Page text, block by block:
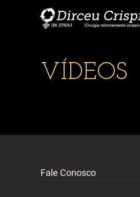
VÍDEOS
Fale Conosco